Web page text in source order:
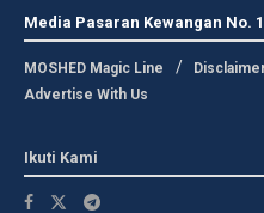
Media Pasaran Kewangan No.
MOSHED Magic Line
Advertise With Us
Ikuti Kami